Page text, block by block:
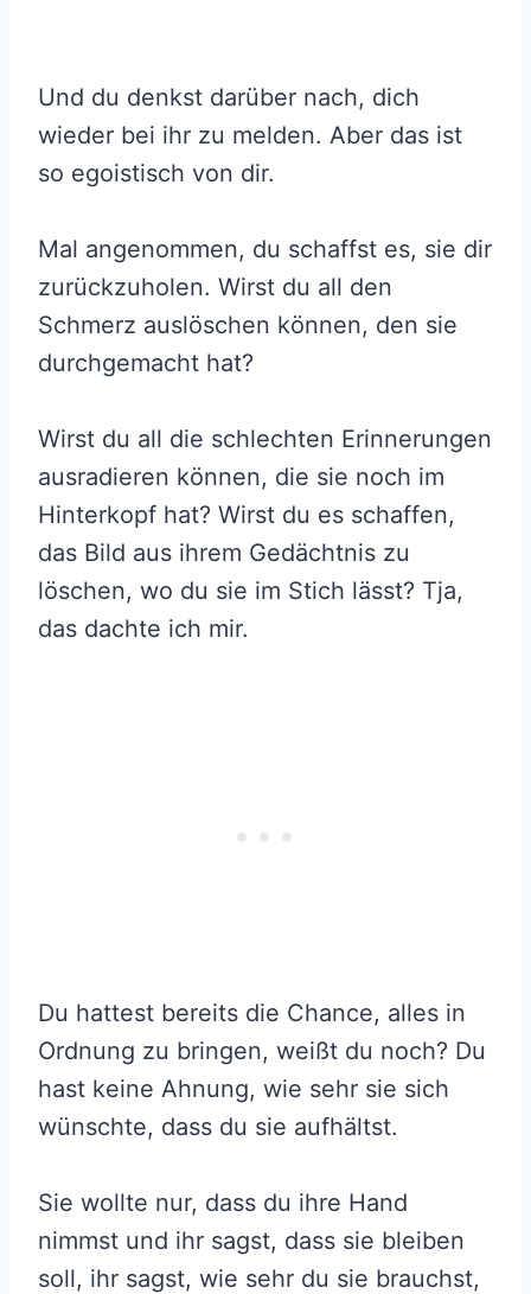
Und du denkst darüber nach, dich
wieder bei ihr zu melden. Aber das ist
so egoistisch von dir.
Mal angenommen, du schaffst es, sie dir
zurückzuholen. Wirst du all den
Schmerz auslöschen können, den sie
durchgemacht hat?
Wirst du all die schlechten Erinnerungen
ausradieren können, die sie noch im
Hinterkopf hat? Wirst du es schaffen,
das Bild aus ihrem Gedächtnis zu
löschen, wo du sie im Stich lässt? Tja,
das dachte ich mir.
Du hattest bereits die Chance, alles in
Ordnung zu bringen, weißt du noch? Du
hast keine Ahnung, wie sehr sie sich
wünschte, dass du sie aufhältst.
Sie wollte nur, dass du ihre Hand
nimmst und ihr sagst, dass sie bleiben
soll, ihr sagst, wie sehr du sie brauchst,